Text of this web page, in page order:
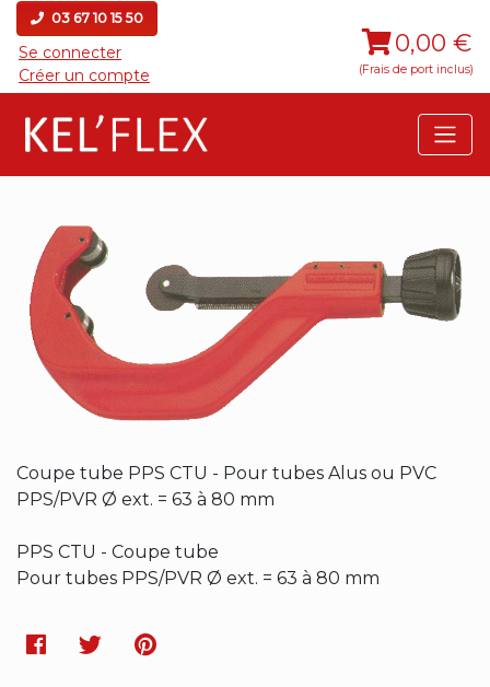
03 67 10 15 50
Se connecter
Créer un compte
0,00 €
(Frais de port inclus)
Coupe tube PPS CTU - Pour tubes Alus ou PVC
PPS/PVR Ø ext. = 63 à 80 mm
PPS CTU - Coupe tube
Pour tubes PPS/PVR Ø ext. = 63 à 80 mm
Facebook
TwitterPinterest